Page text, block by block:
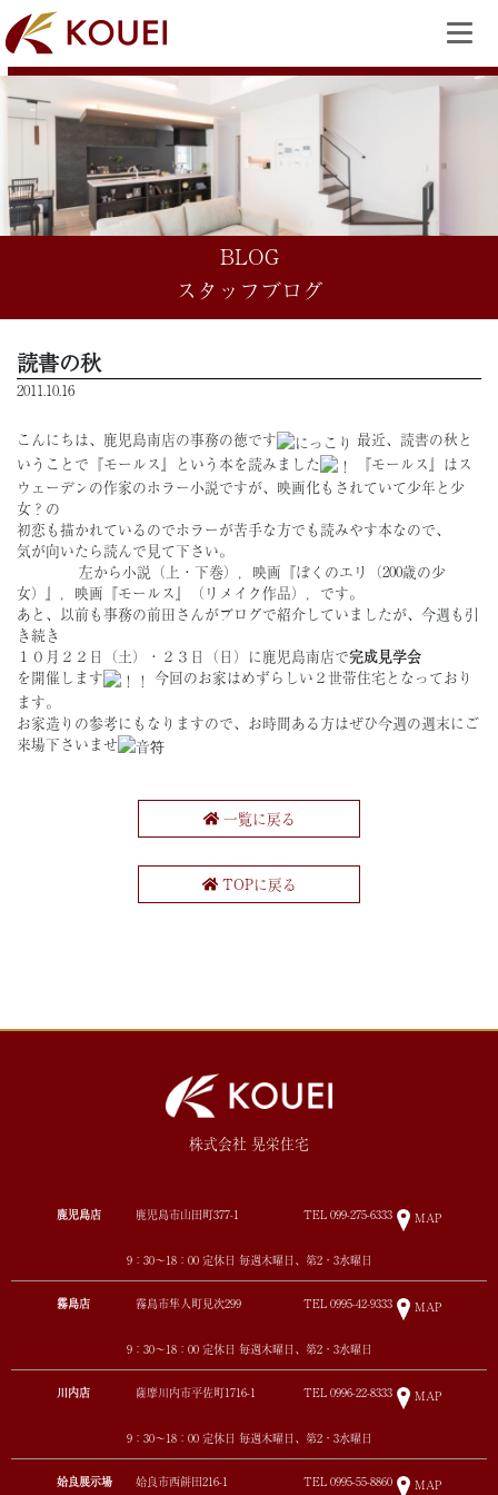
BLOG
スタッフブログ
読書の秋
2011.10.16
こんにちは、鹿児島南店の事務の徳です
最近、読書の秋と
いうことで『モールス』という本を読みました
『モールス』はス
ウェーデンの作家のホラー小説ですが、映画化もされていて少年と少
女？の
初恋も描かれているのでホラーが苦手な方でも読みやす本なので、
気が向いたら読んで見て下さい。
左から小説（上・下巻），映画『ぼくのエリ（200歳の少
女）』，映画『モールス』（リメイク作品），です。
あと、以前も事務の前田さんがブログで紹介していましたが、今週も引
き続き
１０月２２日（土）・２３日（ 日 ） に鹿児島南店で完成見学会
を開催します
今回のお家はめずらしい２世帯住宅となっており
ます。
お家造りの参考にもなりますので、お時間ある方はぜひ今週の週末にご
来場下さいませ
一覧に戻る
TOPに戻る
株式会社 晃栄住宅
鹿児島店 鹿児島市山田町377-1 TEL 099-275-6333 MAP
9：30～18：00 定休日 毎週木曜日、第2・3水曜日
霧島店 霧島市隼人町見次299 TEL 0995-42-9333 MAP
9：30～18：00 定休日 毎週木曜日、第2・3水曜日
川内店 薩摩川内市平佐町1716-1 TEL 0996-22-8333 MAP
9：30～18：00 定休日 毎週木曜日、第2・3水曜日
姶良展示場 姶良市西餅田216-1 TEL 0995-55-8860 MAP